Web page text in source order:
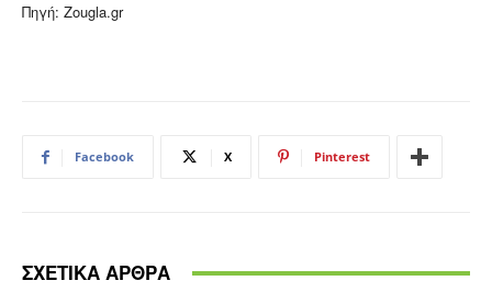
Πηγή: Zougla.gr
Facebook X Pinterest
ΣΧΕΤΙΚΑ ΑΡΘΡΑ